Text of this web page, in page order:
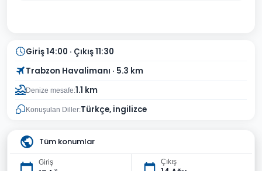
Giriş 14:00 · Çıkış 11:30
Trabzon Havalimanı · 5.3 km
Denize mesafe:1.1 km
Konuşulan Diller:Türkçe, İngilizce
Tüm konumlar
Giriş Çıkış